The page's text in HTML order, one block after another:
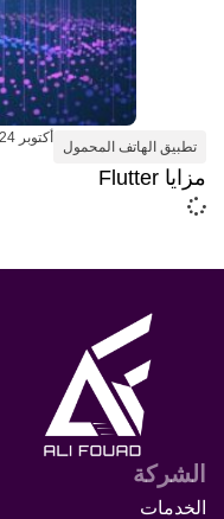
تطبيق الهاتف المحمول
أكتوبر 24, 2025
مزايا Flutter
الشركة
الخدمات